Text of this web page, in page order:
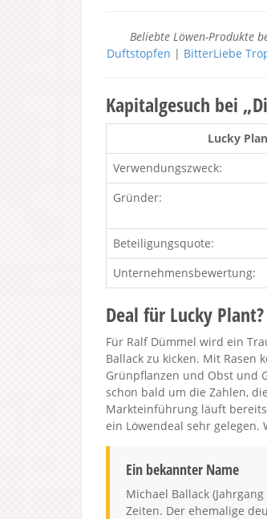
Beliebte Löwen-Produkte
Duftstopfen | BitterLiebe
Kapitalgesuch bei
Lucky
Verwendungszweck:
Gründer:
Beteiligungsquote:
Unternehmensbewertung:
Deal für Lucky Plant?
Für Ralf Dümmel wird ein
Ballack zu kicken. Mit
Grünpflanzen und Obst und
schon bald um die Zahlen,
Markteinführung läuft
ein Löwendeal sehr gelegen.
Ein bekannter Name
Michael Ballack
Zeiten. Der ehemalige